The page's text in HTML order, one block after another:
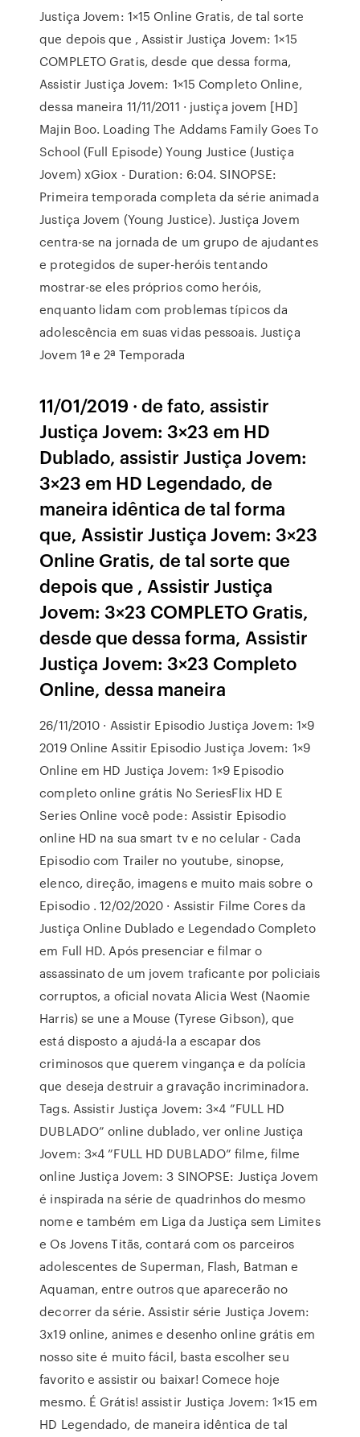
Justiça Jovem: 1×15 Online Gratis, de tal sorte
que depois que , Assistir Justiça Jovem: 1×15
COMPLETO Gratis, desde que dessa forma,
Assistir Justiça Jovem: 1×15 Completo Online,
dessa maneira 11/11/2011 · justiça jovem [HD]
Majin Boo. Loading The Addams Family Goes To
School (Full Episode) Young Justice (Justiça
Jovem) xGiox - Duration: 6:04. SINOPSE:
Primeira temporada completa da série animada
Justiça Jovem (Young Justice). Justiça Jovem
centra-se na jornada de um grupo de ajudantes
e protegidos de super-heróis tentando
mostrar-se eles próprios como heróis,
enquanto lidam com problemas típicos da
adolescência em suas vidas pessoais. Justiça
Jovem 1ª e 2ª Temporada
11/01/2019 · de fato, assistir
Justiça Jovem: 3×23 em HD
Dublado, assistir Justiça Jovem:
3×23 em HD Legendado, de
maneira idêntica de tal forma
que, Assistir Justiça Jovem: 3×23
Online Gratis, de tal sorte que
depois que , Assistir Justiça
Jovem: 3×23 COMPLETO Gratis,
desde que dessa forma, Assistir
Justiça Jovem: 3×23 Completo
Online, dessa maneira
26/11/2010 · Assistir Episodio Justiça Jovem: 1×9
2019 Online Assitir Episodio Justiça Jovem: 1×9
Online em HD Justiça Jovem: 1×9 Episodio
completo online grátis No SeriesFlix HD E
Series Online você pode: Assistir Episodio
online HD na sua smart tv e no celular - Cada
Episodio com Trailer no youtube, sinopse,
elenco, direção, imagens e muito mais sobre o
Episodio . 12/02/2020 · Assistir Filme Cores da
Justiça Online Dublado e Legendado Completo
em Full HD. Após presenciar e filmar o
assassinato de um jovem traficante por policiais
corruptos, a oficial novata Alicia West (Naomie
Harris) se une a Mouse (Tyrese Gibson), que
está disposto a ajudá-la a escapar dos
criminosos que querem vingança e da polícia
que deseja destruir a gravação incriminadora.
Tags. Assistir Justiça Jovem: 3×4 ”FULL HD
DUBLADO” online dublado, ver online Justiça
Jovem: 3×4 ”FULL HD DUBLADO” filme, filme
online Justiça Jovem: 3 SINOPSE: Justiça Jovem
é inspirada na série de quadrinhos do mesmo
nome e também em Liga da Justiça sem Limites
e Os Jovens Titãs, contará com os parceiros
adolescentes de Superman, Flash, Batman e
Aquaman, entre outros que aparecerão no
decorrer da série. Assistir série Justiça Jovem:
3x19 online, animes e desenho online grátis em
nosso site é muito fácil, basta escolher seu
favorito e assistir ou baixar! Comece hoje
mesmo. É Grátis! assistir Justiça Jovem: 1×15 em
HD Legendado, de maneira idêntica de tal